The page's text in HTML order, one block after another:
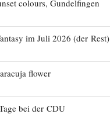
colours, Gundelfingen
im Juli 2026 (der Rest)
flower
bei der CDU